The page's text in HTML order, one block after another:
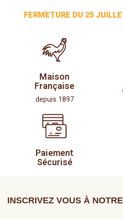
FERMETURE DU 25
Maison
Française
depuis 1897
Paiement
Sécurisé
INSCRIVEZ VOUS À